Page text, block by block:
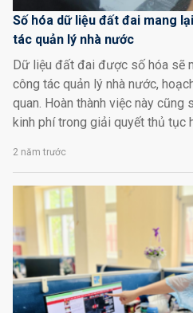
Số hóa dữ liệu đất đai mang
tác quản lý nhà nước
Dữ liệu đất đai được số hóa sẽ
công tác quản lý nhà nước,
quan. Hoàn thành việc này cũng
kinh phí trong giải quyết thủ tục
2 năm trước